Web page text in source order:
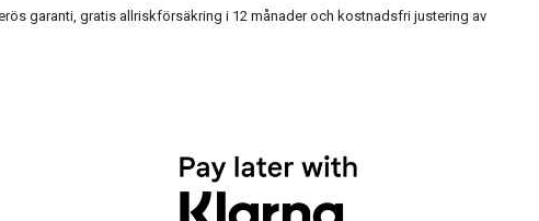
garanti, gratis allriskförsäkring i 12 månader och kostnadsfri justering av